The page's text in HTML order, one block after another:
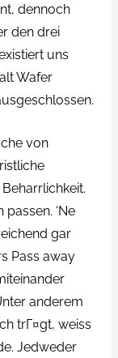
dennoch
den drei
uns
Wafer
von
‘Ne
gar
Pass away
anderem
trГ¤gt, weiss
Jedweder